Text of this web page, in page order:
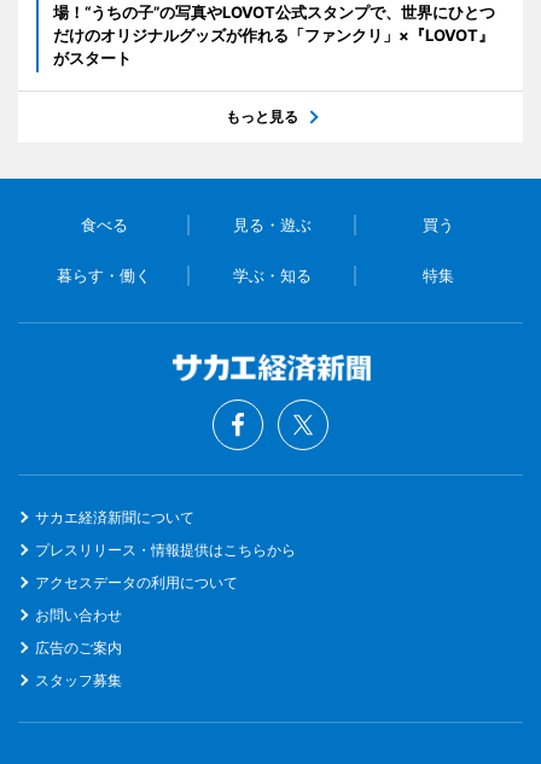
場！“うちの子”の写真やLOVOT公式スタンプで、世界にひとつ
だけのオリジナルグッズが作れる「ファンクリ」×『LOVOT』
がスタート
もっと見る
食べる 見る・遊ぶ 買う
暮らす・働く 学ぶ・知る 特集
サカエ経済新聞について
プレスリリース・情報提供はこちらから
アクセスデータの利用について
お問い合わせ
広告のご案内
スタッフ募集